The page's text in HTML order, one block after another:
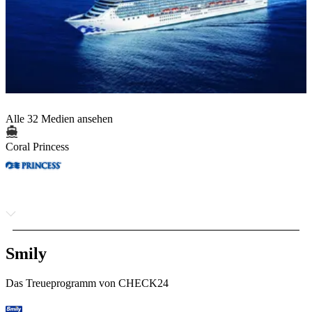
Alle 32 Medien ansehen
Coral Princess
Smily
Das Treueprogramm von CHECK24